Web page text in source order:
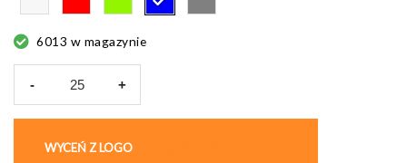
6013 w magazynie
-
napojów
+
WYCEŃ Z LOGO